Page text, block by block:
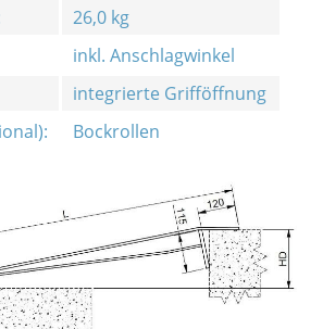
26,0 kg
inkl. Anschlagwinkel
integrierte Grifföffnung
Bockrollen